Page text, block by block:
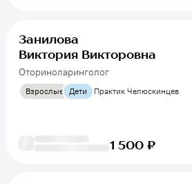
Занилова
Виктория Викторовна
Оториноларинголог
Взрослые Дети Практик Челюскинцев
1 500 ₽